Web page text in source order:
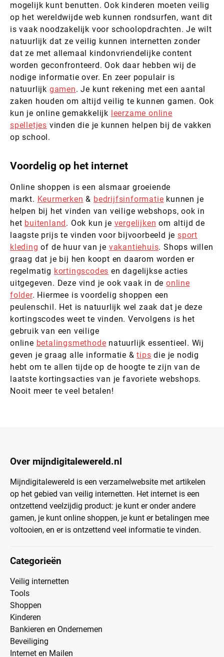
mogelijk kunt benutten. Ook kinderen moeten veilig
op het wereldwijde web kunnen rondsurfen, want dit
is vaak noodzakelijk voor schoolopdrachten. Je wilt
natuurlijk dat ze veilig kunnen internetten zonder
dat ze met allemaal kindonvriendelijke content
worden geconfronteerd. Ook daar hebben wij de
nodige informatie over. En zeer populair is
natuurlijk gamen. Je kunt rekening met een aantal
zaken houden om altijd veilig te kunnen gamen. Ook
kun je online gemakkelijk leerzame online
spelletjes vinden die je kunnen helpen bij de vakken
op school.
Voordelig op het internet
Online shoppen is een alsmaar groeiende
markt. Keurmerken & bedrijfsinformatie kunnen je
helpen bij het vinden van veilige webshops, ook in
het buitenland. Ook kun je vergelijken om altijd de
laagste prijs te vinden voor bijvoorbeeld je sport
kleding of de huur van je vakantiehuis. Shops willen
graag dat je bij hen koopt en daarom worden er
regelmatig kortingscodes en dagelijkse acties
uitgegeven. Deze vind je ook vaak in de online
folder. Hiermee is voordelig shoppen een
peulenschil. Het is natuurlijk wel zaak dat je deze
kortingscodes weet te vinden. Vervolgens is het
gebruik van een veilige
online betalingsmethode natuurlijk essentieel. Wij
geven je graag alle informatie &tips die je nodig
hebt om te allen tijde op de hoogte te zijn van de
laatste kortingsacties van je favoriete webshops.
Nooit meer te veel betalen!
Over mijndigitalewereld.nl
Mijndigitalewereld is een verzamelwebsite met artikelen
op het gebied van veilig internetten. Het internet is een
ontzettend veelzijdig product: je kunt er onder andere
gamen, je kunt online shoppen, je kunt er betalingen mee
voltooien, en er is ontzettend veel informatie te vinden.
Categorieën
Veilig internetten
Tools
Shoppen
Kinderen
Bankieren en Ondernemen
Beveiliging
Internet en Mailen